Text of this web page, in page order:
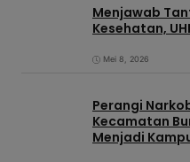
Menjawab
Kesehatan,
Mei 8, 2026
Perangi
Kecamatan
Menjadi